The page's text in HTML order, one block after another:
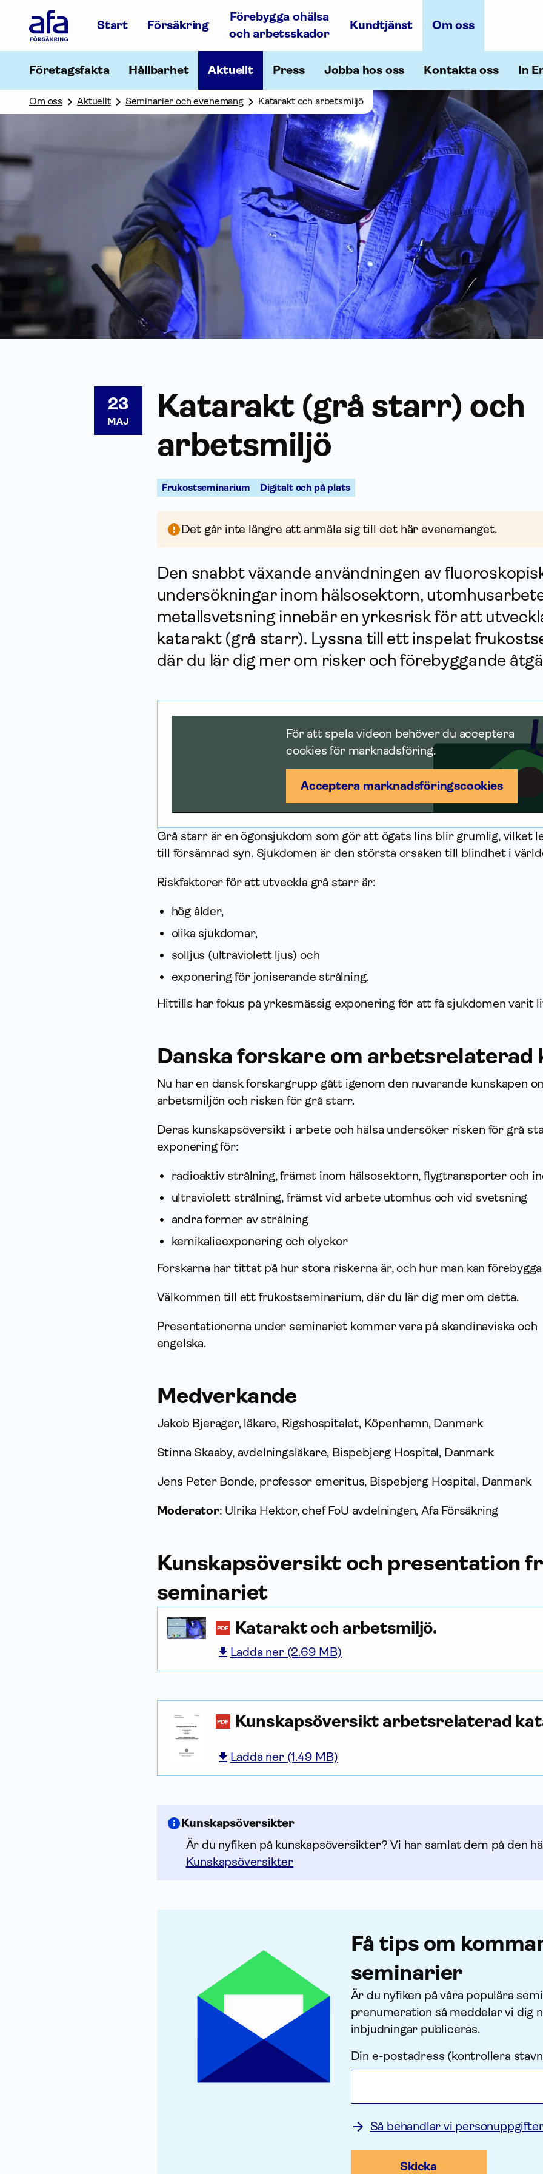
Försäkring
Gå
startsidan
Start Försäkring
Förebygga ohälsa
och arbetsskador
Kundtjänst Om oss
Företagsfakta Hållbarhet Aktuellt Press Jobba hos oss Kontakta oss In
Om oss Aktuellt Seminarier och evenemang Katarakt och arbetsmiljö
23
MAJ
Katarakt (grå starr) och
arbetsmiljö
Frukostseminarium Digitalt och på plats
Det går inte längre att anmäla sig till det här evenemanget.
Den snabbt växande användningen av
undersökningar inom hälsosektorn,
metallsvetsning innebär en yrkesrisk för att
katarakt (grå starr). Lyssna till ett inspelat
där du lär dig mer om risker och förebyggande
För att spela videon behöver du acceptera
cookies för marknadsföring.
Acceptera marknadsförings­cookies
Grå starr är en ögonsjukdom som gör att ögats lins blir grumlig, vilket
till försämrad syn. Sjukdomen är den största orsaken till blindhet i
Riskfaktorer för att utveckla grå starr är:
hög ålder,
olika sjukdomar,
solljus (ultraviolett ljus) och
exponering för joniserande strålning.
Hittills har fokus på yrkesmässig exponering för att få sjukdomen varit
Danska forskare om arbetsrelaterad
Nu har en dansk forskargrupp gått igenom den nuvarande kunskapen
arbetsmiljön och risken för grå starr.
Deras kunskapsöversikt i arbete och hälsa undersöker risken för grå
exponering för:
radioaktiv strålning, främst inom hälsosektorn, flygtransporter och
ultraviolett strålning, främst vid arbete utomhus och vid svetsning
andra former av strålning
kemikalieexponering och olyckor
Forskarna har tittat på hur stora riskerna är, och hur man kan
Välkommen till ett frukostseminarium, där du lär dig mer om detta.
Presentationerna under seminariet kommer vara på skandinaviska och
engelska.
Medverkande
Jakob Bjerager, läkare, Rigshospitalet, Köpenhamn, Danmark
Stinna Skaaby, avdelningsläkare, Bispebjerg Hospital, Danmark
Jens Peter Bonde, professor emeritus, Bispebjerg Hospital, Danmark
Moderator: Ulrika Hektor, chef FoU avdelningen, Afa För­säkring
Kunskapsöversikt och presentation
seminariet
PDF Katarakt och arbetsmiljö.
Ladda ner (2.69 MB)
PDF Kunskapsöversikt arbetsrelaterad
Ladda ner (1.49 MB)
Kunskapsöversikter
Är du nyfiken på kunskapsöversikter? Vi har samlat dem på den
Kunskapsöversikter
Få tips om
seminarier
Är du nyfiken på våra populära
prenu­meration så meddelar vi dig
inbjudningar publiceras.
Din e-postadress (kontrollera
Så behandlar vi
Skicka